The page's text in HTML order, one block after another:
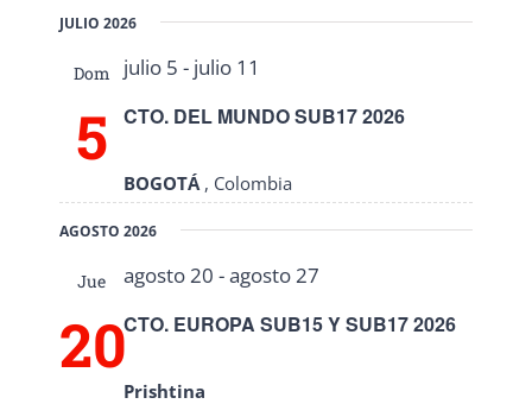
JULIO 2026
Dom
5 CTO. DEL MUNDO SUB17 2026
julio 5 - julio 11
BOGOTÁ , Colombia
AGOSTO 2026
Jue
20CTO. EUROPA SUB15 Y SUB17 2026
agosto 20 -agosto 27
Prishtina